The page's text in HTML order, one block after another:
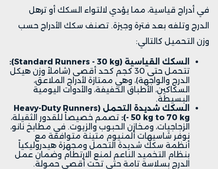
في أدراج قياسية، مما يؤدي لالتواء السكك أو ترهل
الدرج وتلفه بعد فترة وجيزة. تصنف سكك الأدراج حسب
وزن التحميل كالتالي:
السكك القياسية (Standard Runners - 30 kg):
تتحمل حتى 30 كجم كحد أقصى (شاملاً وزن هيكل
الدرج والواجهة)، وهي ممتازة لأدراج الملاعق،
السكاكين، الأطباق الخفيفة، والأدوات اليومية
البسيطة.
السكك شديدة التحمل (Heavy-Duty Runners
- 50 kg to 70 kg):
تصمم خصيصاً للقدور الثقيلة،
الزجاجيات، ومخازن الحبوب والزيوت. في مطابخ نانو،
نوفر شاسيهات ألمنيوم متينة متوافقة مع
أنظمة سكك شديدة التحمل ومجهزة هيدروليكياً
بنظام التخميد الناعم لمنع الارتطام وضمان عمل
الدرج بسلاسة تامة حتى تحت أقصى حمولة.